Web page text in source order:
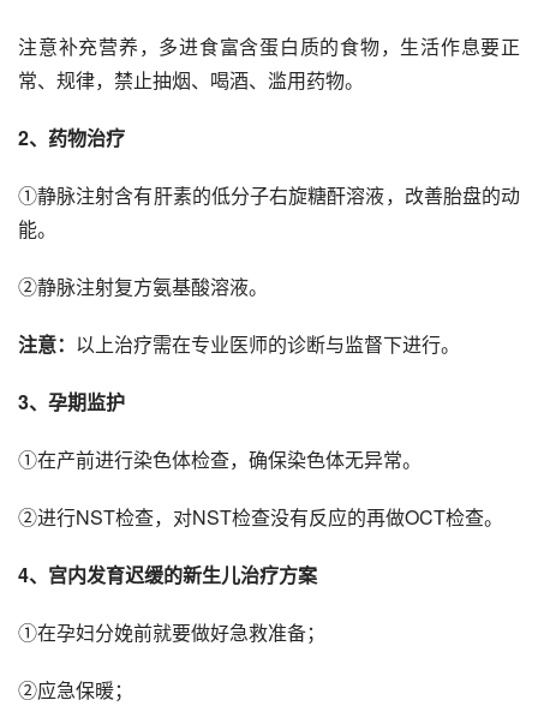
注意补充营养，多进食富含蛋白质的食物，生活作息要正
常、规律，禁止抽烟、喝酒、滥用药物。
2、药物治疗
①静脉注射含有肝素的低分子右旋糖酐溶液，改善胎盘的动
能。
②静脉注射复方氨基酸溶液。
注意： 以上治疗需在专业医师的诊断与监督下进行。
3、孕期监护
①在产前进行染色体检查，确保染色体无异常。
②进行NST检查，对NST检查没有反应的再做OCT检查。
4、宫内发育迟缓的新生儿治疗方案
①在孕妇分娩前就要做好急救准备；
②应急保暖；